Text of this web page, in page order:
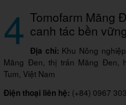
4 Tomofarm Măng
canh tác bền vững
Địa chỉ: Khu Nông
Măng Đen, thị trấn Măng Đen,
Tum, Việt Nam
Điện thoại liên hệ: (+84) 0967